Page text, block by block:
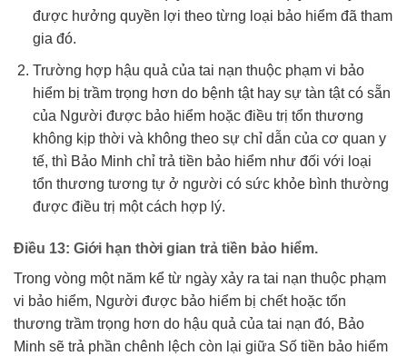
được hưởng quyền lợi theo từng loại bảo hiểm đã tham
gia đó.
Trường hợp hậu quả của tai nạn thuộc phạm vi bảo
hiểm bị trầm trọng hơn do bệnh tật hay sự tàn tật có sẵn
của Người được bảo hiểm hoặc điều trị tổn thương
không kịp thời và không theo sự chỉ dẫn của cơ quan y
tế, thì Bảo Minh chỉ trả tiền bảo hiểm như đối với loại
tổn thương tương tự ở người có sức khỏe bình thường
được điều trị một cách hợp lý.
Điều 13: Giới hạn thời gian trả tiền bảo hiểm.
Trong vòng một năm kể từ ngày xảy ra tai nạn thuộc phạm
vi bảo hiểm, Người được bảo hiểm bị chết hoặc tổn
thương trầm trọng hơn do hậu quả của tai nạn đó, Bảo
Minh sẽ trả phần chênh lệch còn lại giữa Số tiền bảo hiểm